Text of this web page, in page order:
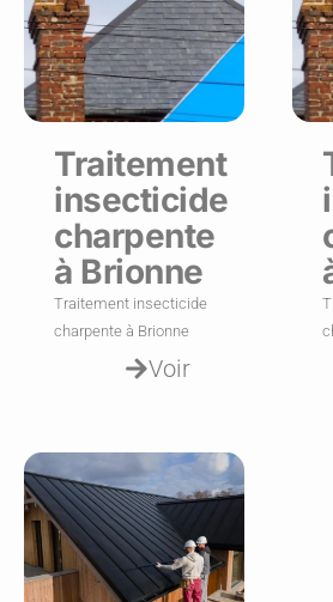
Traitement
insecticide
charpente
à Brionne
Traitement insecticide
charpente à Brionne
Voir